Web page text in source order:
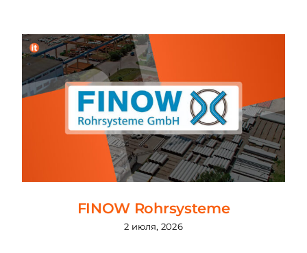
FINOW Rohrsysteme
2 июля, 2026